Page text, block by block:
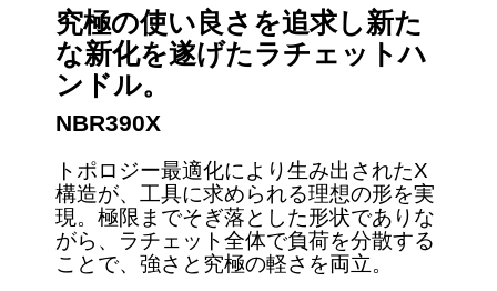
究極の使い良さを追求し新た
な新化を遂げたラチェットハ
ンドル。
NBR390X
トポロジー最適化により生み出されたX
構造が、工具に求められる理想の形を実
現。極限までそぎ落とした形状でありな
がら、ラチェット全体で負荷を分散する
ことで、強さと究極の軽さを両立。